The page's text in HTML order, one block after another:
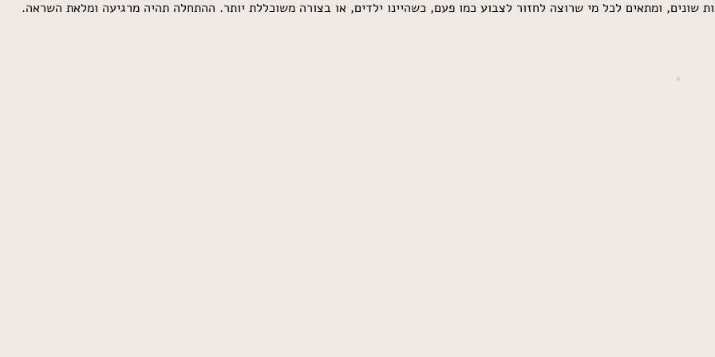
שונים, ומתאים לכל מי שרוצה לחזור לצבוע כמו פעם, כשהיינו ילדים, או בצורה משוכללת יותר. ההתחלה תהיה מרגיעה ומלאת השראה.